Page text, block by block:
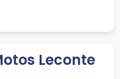
Leconte